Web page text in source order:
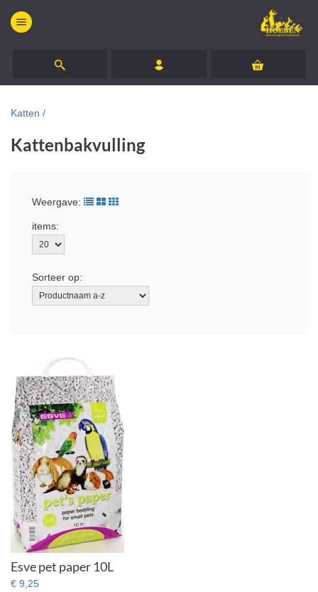
menu
Katten /
Kattenbakvulling
Weergave:
items:
Sorteer op:
Esve pet paper 10L
€ 9,25